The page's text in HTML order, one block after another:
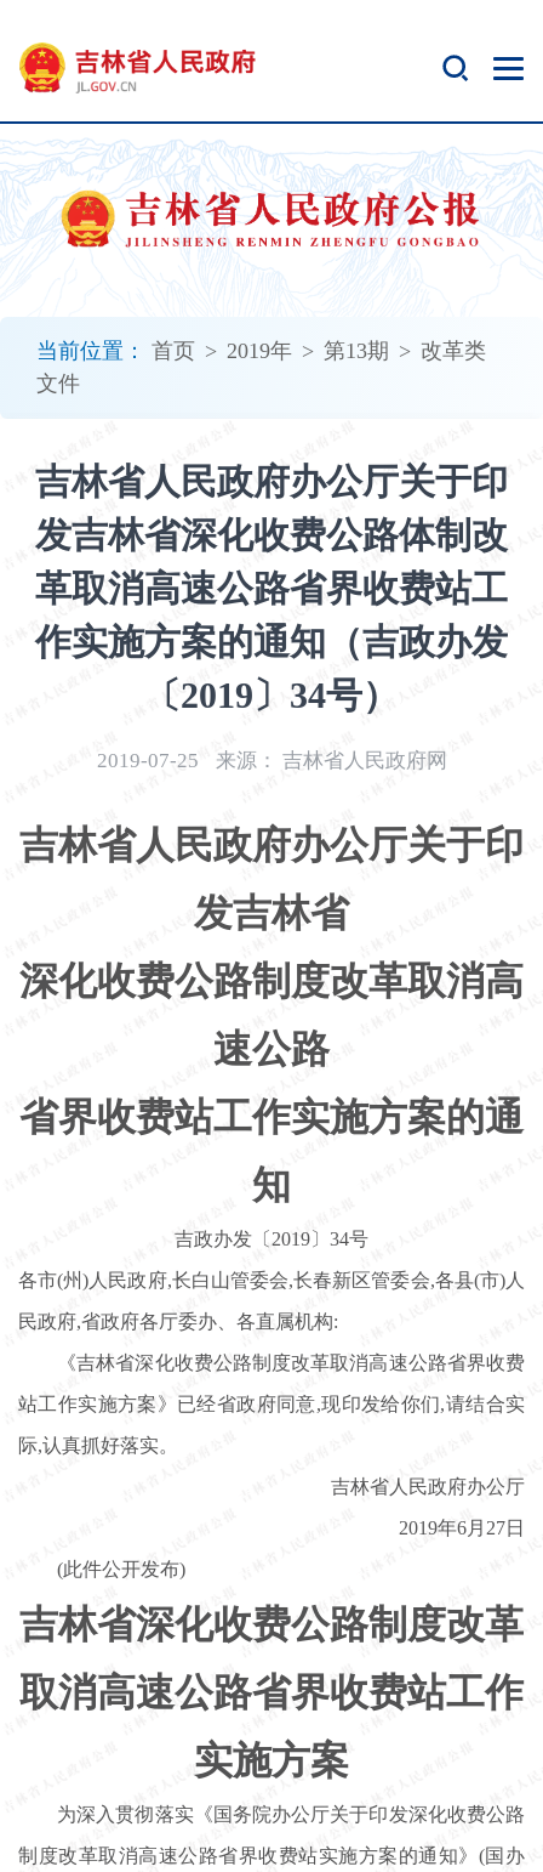
当前位置： 首页 > 2019年 > 第13期 > 改革类
文件
吉林省人民政府办公厅关于印
发吉林省深化收费公路体制改
革取消高速公路省界收费站工
作实施方案的通知（吉政办发
〔2019〕34号）
2019-07-25 来源： 吉林省人民政府网
吉林省人民政府办公厅关于印
发吉林省
深化收费公路制度改革取消高
速公路
省界收费站工作实施方案的通
知
吉政办发〔2019〕34号
各市(州)人民政府,长白山管委会,长春新区管委会,各县(市)人
民政府,省政府各厅委办、各直属机构:
《吉林省深化收费公路制度改革取消高速公路省界收费
站工作实施方案》已经省政府同意,现印发给你们,请结合实
际,认真抓好落实。
吉林省人民政府办公厅
2019年6月27日
(此件公开发布)
吉林省深化收费公路制度改革
取消高速公路省界收费站工作
实施方案
为深入贯彻落实《国务院办公厅关于印发深化收费公路
制度改革取消高速公路省界收费站实施方案的通知》(国办
开
无
障
碍
说
明
加